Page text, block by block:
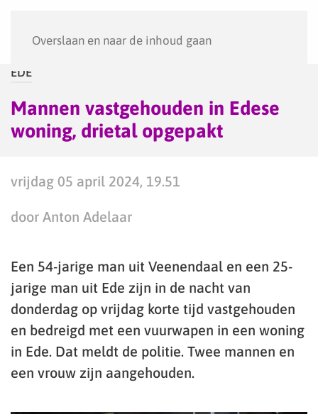
Overslaan en naar de inhoud gaan
EDE
Mannen vastgehouden in Edese
woning, drietal opgepakt
vrijdag 05 april 2024, 19.51
door Anton Adelaar
Een 54-jarige man uit Veenendaal en een 25-
jarige man uit Ede zijn in de nacht van
donderdag op vrijdag korte tijd vastgehouden
en bedreigd met een vuurwapen in een woning
in Ede. Dat meldt de politie. Twee mannen en
een vrouw zijn aangehouden.